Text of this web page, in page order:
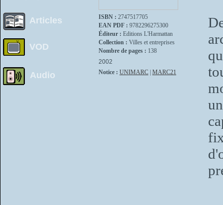
Articles
VOD
Audio
ISBN : 2747517705
EAN PDF : 9782296275300
Éditeur : Editions L'Harmattan
Collection : Villes et entreprises
Nombre de pages : 138
2002
Notice : UNIMARC MARC21